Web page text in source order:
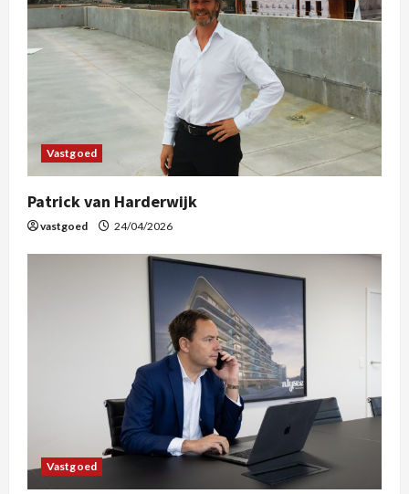
Vastgoed
Patrick van Harderwijk
vastgoed 24/04/2026
Vastgoed